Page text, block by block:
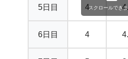
5日目 4
6日目 4
スクロールでき